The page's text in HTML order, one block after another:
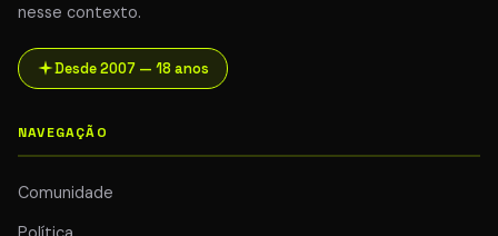
nesse contexto.
Desde 2007 — 18 anos
NAVEGAÇÃO
Comunidade